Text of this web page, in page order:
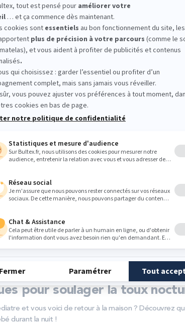
les sécrétions accumulées et de nettoyer les
par une laryngite, aussi appelée faux croup, soit une
reconnaît à son timbre rauque et à son écho profond,
est plus impressionnante que dangereuse. Elle
un médecin
bénigne et disparaît en quelques jours. Toutefois, si
impératif de consulter un professionnel de santé :
corporelle supérieure à 38°C ?
: Votre bébé vomit souvent, d’autant plus après des
a des difficultés à manger, perd du poids, voire
Souffle court, respiration rapide ou sifflante, narines
autour des lèvres ?
dure depuis plus de deux semaines ?
un médecin immédiatement. Dans tous les cas,
la
ou aux remèdes maison. Et ce, que ce soit pour
tranquillité d'esprit.
pour soulager la toux
et vous voici de retour à la maison ? Découvrez
durant la nuit !